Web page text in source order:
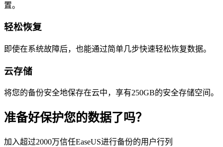
置。
轻松恢复
即使在系统故障后，也能通过简单几步快速轻松恢复数据。
云存储
将您的备份安全地保存在云中，享有250GB的安全存储空间。
准备好保护您的数据了吗？
加入超过2000万信任EaseUS进行备份的用户行列